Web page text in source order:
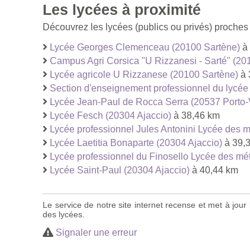
Les lycées à proximité
Découvrez les lycées (publics ou privés)
Lycée Georges Clemenceau (20100 Sartène) à
Campus Agri Corsica "U Rizzanesi - Sarté"
Lycée agricole U Rizzanese (20100 Sartène) à
Section d'enseignement professionnel du
Lycée Jean-Paul de Rocca Serra (20537
Lycée Fesch (20304 Ajaccio) à 38,46 km
Lycée professionnel Jules Antonini Lycée des
Lycée Laetitia Bonaparte (20304 Ajaccio) à
Lycée professionnel du Finosello Lycée des
Lycée Saint-Paul (20304 Ajaccio) à 40,44 km
Le service de notre site internet recense et met à
des lycées.
Signaler une erreur